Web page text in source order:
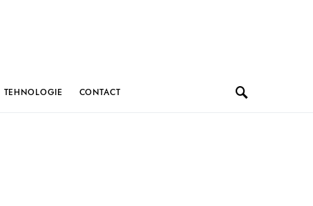
TEHNOLOGIE CONTACT